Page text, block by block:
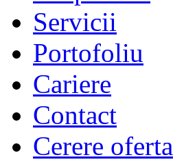
Servicii
Portofoliu
Cariere
Contact
Cerere oferta